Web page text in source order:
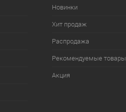
Новинки
Хит продаж
Распродажа
Рекомендуемые товары
Акция